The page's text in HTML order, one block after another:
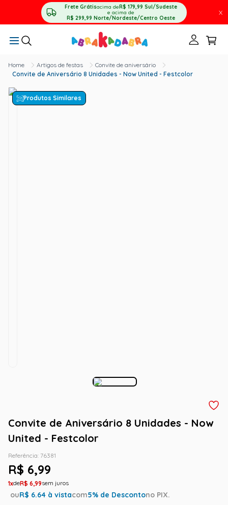
Frete Grátisacima deR$ 179,99 Sul/Sudeste
e acima de
R$ 299,99 Norte/Nordeste/Centro Oeste
X
Artigos de festas
Convite de aniversário
Convite de Aniversário 8 Unidades - Now United - Festcolor
Produtos Similares
Convite de Aniversário 8 Unidades - Now
United - Festcolor
Referência: 76381
R$ 6,99
1 R$ 6,99
ouR$ 6.64 à vistacom5% de Descontono PIX.